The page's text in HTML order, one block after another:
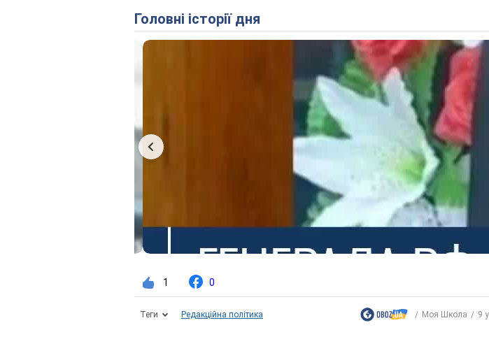
Головні історії дня
1 0
Теги Редакційна політика Моя Школа 9